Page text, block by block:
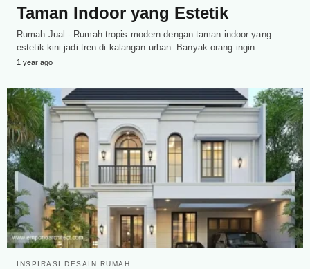
Taman Indoor yang Estetik
Rumah Jual - Rumah tropis modern dengan taman indoor yang
estetik kini jadi tren di kalangan urban. Banyak orang ingin…
1 year ago
INSPIRASI DESAIN RUMAH